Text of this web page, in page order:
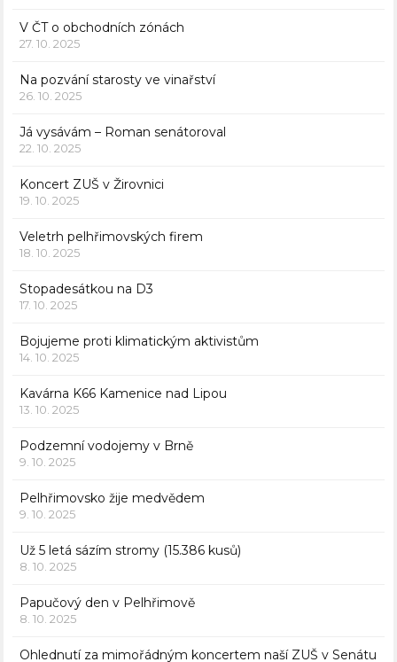
V ČT o obchodních zónách
27. 10. 2025
Na pozvání starosty ve vinařství
26. 10. 2025
Já vysávám – Roman senátoroval
22. 10. 2025
Koncert ZUŠ v Žirovnici
19. 10. 2025
Veletrh pelhřimovských firem
18. 10. 2025
Stopadesátkou na D3
17. 10. 2025
Bojujeme proti klimatickým aktivistům
14. 10. 2025
Kavárna K66 Kamenice nad Lipou
13. 10. 2025
Podzemní vodojemy v Brně
9. 10. 2025
Pelhřimovsko žije medvědem
9. 10. 2025
Už 5 letá sázím stromy (15.386 kusů)
8. 10. 2025
Papučový den v Pelhřimově
8. 10. 2025
Ohlednutí za mimořádným koncertem naší ZUŠ v Senátu